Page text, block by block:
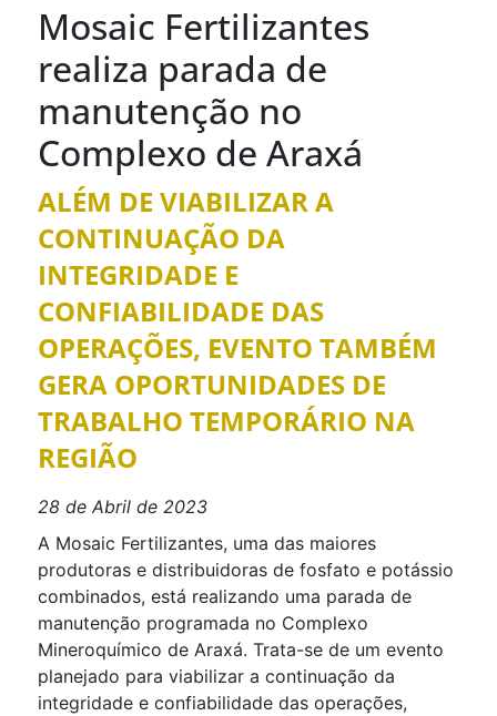
Mosaic Fertilizantes
realiza parada de
manutenção no
Complexo de Araxá
ALÉM DE VIABILIZAR A
CONTINUAÇÃO DA
INTEGRIDADE E
CONFIABILIDADE DAS
OPERAÇÕES, EVENTO TAMBÉM
GERA OPORTUNIDADES DE
TRABALHO TEMPORÁRIO NA
REGIÃO
28 de Abril de 2023
A Mosaic Fertilizantes, uma das maiores
produtoras e distribuidoras de fosfato e potássio
combinados, está realizando uma parada de
manutenção programada no Complexo
Mineroquímico de Araxá. Trata-se de um evento
planejado para viabilizar a continuação da
integridade e confiabilidade das operações,